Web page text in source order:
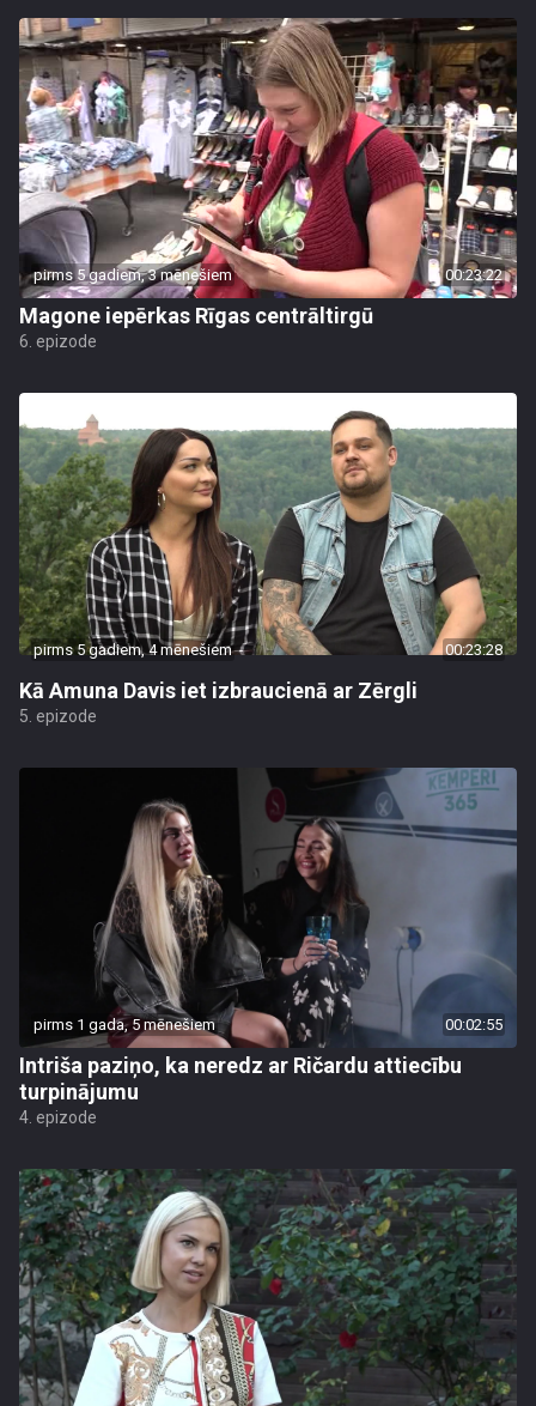
pirms 5 gadiem, 3 mēnešiem 00:23:22
Magone iepērkas Rīgas centrāltirgū
6. epizode
pirms 5 gadiem, 4 mēnešiem 00:23:28
Kā Amuna Davis iet izbraucienā ar Zērgli
5. epizode
pirms 1 gada, 5 mēnešiem 00:02:55
Intriša paziņo, ka neredz ar Ričardu attiecību
turpinājumu
4. epizode